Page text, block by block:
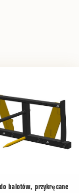
balotów, przykręcane